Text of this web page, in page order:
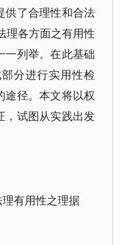
供了合理性和合法
各方面之有用性
一列举。在此基础
分进行实用性检
途径。本文将以权
，试图从实践出发
有用性之理据